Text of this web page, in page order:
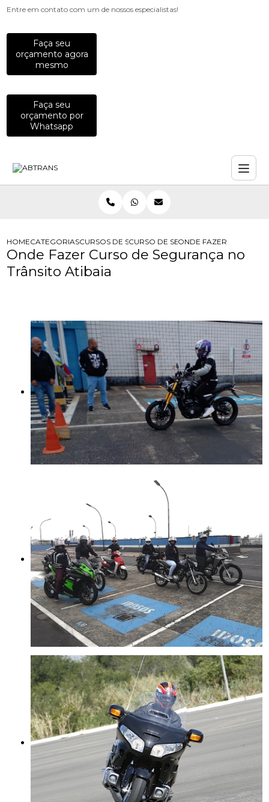
Entre em contato com um de nossos especialistas!
Faça seu
orçamento agora
mesmo
Faça seu
orçamento por
Whatsapp
HOMECATEGORIASCURSOS DE SEGURANCA NO TRANSITO
CURSO DE SEGURANCA NO
ONDE FAZER CURSO
Onde Fazer Curso de Segurança no
Trânsito Atibaia